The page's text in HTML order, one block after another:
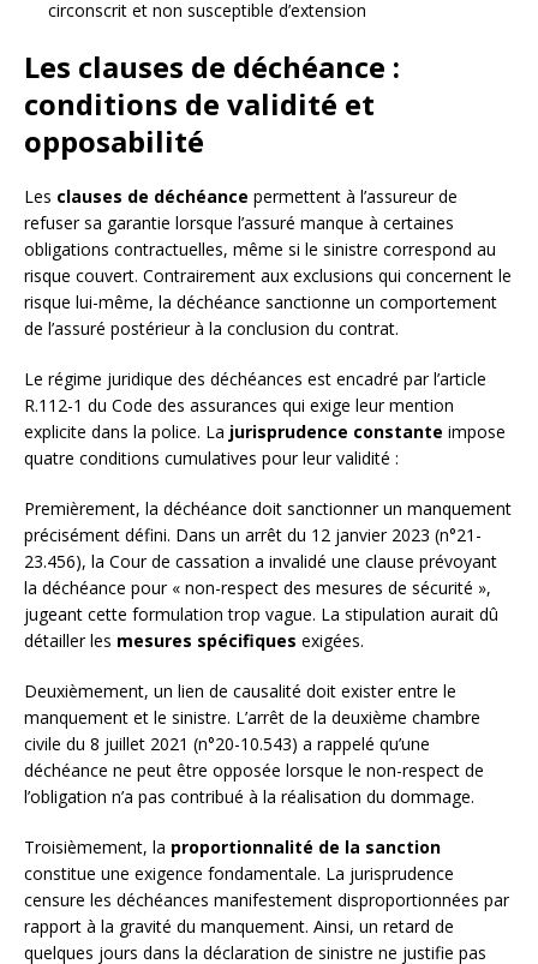
circonscrit et non susceptible d’extension
Les clauses de déchéance :
conditions de validité et
opposabilité
Les clauses de déchéance permettent à l’assureur de
refuser sa garantie lorsque l’assuré manque à certaines
obligations contractuelles, même si le sinistre correspond au
risque couvert. Contrairement aux exclusions qui concernent le
risque lui-même, la déchéance sanctionne un comportement
de l’assuré postérieur à la conclusion du contrat.
Le régime juridique des déchéances est encadré par l’article
R.112-1 du Code des assurances qui exige leur mention
explicite dans la police. La jurisprudence constante impose
quatre conditions cumulatives pour leur validité :
Premièrement, la déchéance doit sanctionner un manquement
précisément défini. Dans un arrêt du 12 janvier 2023 (n°21-
23.456), la Cour de cassation a invalidé une clause prévoyant
la déchéance pour « non-respect des mesures de sécurité »,
jugeant cette formulation trop vague. La stipulation aurait dû
détailler les mesures spécifiques exigées.
Deuxièmement, un lien de causalité doit exister entre le
manquement et le sinistre. L’arrêt de la deuxième chambre
civile du 8 juillet 2021 (n°20-10.543) a rappelé qu’une
déchéance ne peut être opposée lorsque le non-respect de
l’obligation n’a pas contribué à la réalisation du dommage.
Troisièmement, la proportionnalité de la sanction
constitue une exigence fondamentale. La jurisprudence
censure les déchéances manifestement disproportionnées par
rapport à la gravité du manquement. Ainsi, un retard de
quelques jours dans la déclaration de sinistre ne justifie pas